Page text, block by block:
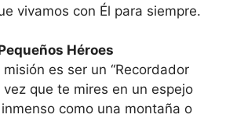
vivamos con Él para siempre.
Héroes
es ser un “Recordador
vez que te mires en un espejo
como una montaña o